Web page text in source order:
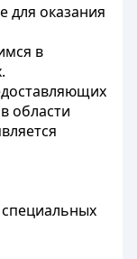
для оказания
в
области
специальных